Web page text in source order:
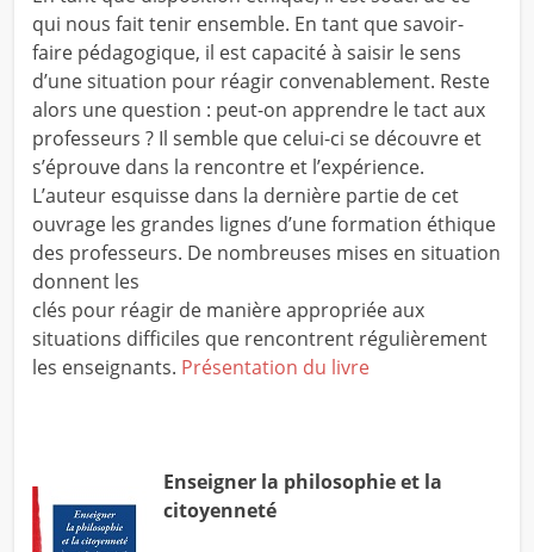
qui nous fait tenir ensemble. En tant que savoir-
faire pédagogique, il est capacité à saisir le sens
d’une situation pour réagir convenablement. Reste
alors une question : peut-on apprendre le tact aux
professeurs ? Il semble que celui-ci se découvre et
s’éprouve dans la rencontre et l’expérience.
L’auteur esquisse dans la dernière partie de cet
ouvrage les grandes lignes d’une formation éthique
des professeurs. De nombreuses mises en situation
donnent les
clés pour réagir de manière appropriée aux
situations difficiles que rencontrent régulièrement
les enseignants. Présentation du livre
Enseigner la philosophie et la
citoyenneté